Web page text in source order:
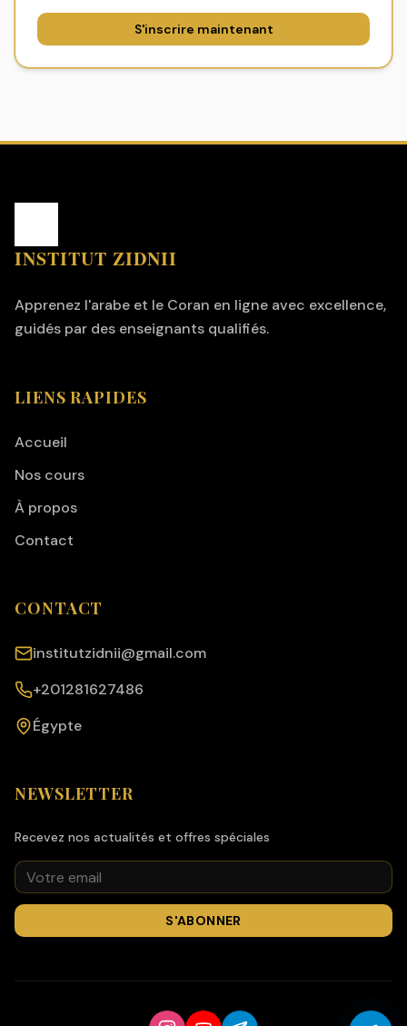
S'inscrire maintenant
INSTITUT ZIDNII
Apprenez l'arabe et le Coran en ligne avec excellence,
guidés par des enseignants qualifiés.
LIENS RAPIDES
Accueil
Nos cours
À propos
Contact
CONTACT
institutzidnii@gmail.com
+201281627486
Égypte
NEWSLETTER
Recevez nos actualités et offres spéciales
S'ABONNER